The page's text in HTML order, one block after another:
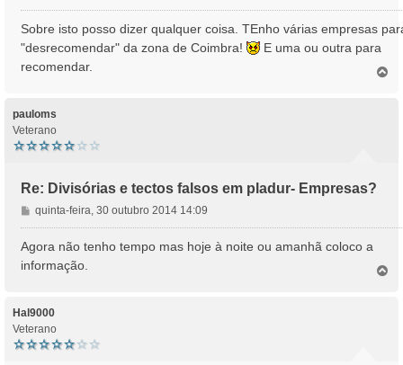
e
n
s
a
g
Sobre isto posso dizer qualquer coisa. TEnho várias empresas
"desrecomendar" da zona de Coimbra!
E uma ou outra para
recomendar.
pauloms
Veterano
Re: Divisórias e tectos falsos em pladur- Empresas?
M
e
n
s
e
quinta-feira, 30 outubro 2014 14:09
Agora não tenho tempo mas hoje à noite ou amanhã coloco a
informação.
Hal9000
Veterano